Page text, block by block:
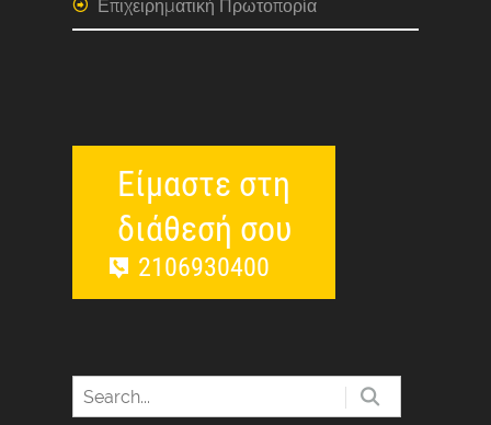
Επιχειρηματική Πρωτοπορία
Είμαστε στη
διάθεσή σου
2106930400